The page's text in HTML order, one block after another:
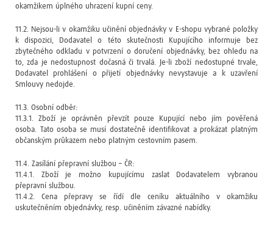
okamžikem úplného uhrazení kupní ceny.
11.2. Nejsou-li v okamžiku učinění objednávky v E-shopu vybrané položky
k dispozici, Dodavatel o této skutečnosti Kupujícího informuje bez
zbytečného odkladu v potvrzení o doručení objednávky, bez ohledu na
to, zda je nedostupnost dočasná či trvalá. Je-li zboží nedostupné trvale,
Dodavatel prohlášení o přijetí objednávky nevystavuje a k uzavření
Smlouvy nedojde.
11.3. Osobní odběr:
11.3.1. Zboží je oprávněn převzít pouze Kupující nebo jím pověřená
osoba. Tato osoba se musí dostatečně identifikovat a prokázat platným
občanským průkazem nebo platným cestovním pasem.
11.4. Zasílání přepravní službou – ČR:
11.4.1. Zboží je možno kupujícímu zaslat Dodavatelem vybranou
přepravní službou.
11.4.2. Cena přepravy se řídí dle ceníku aktuálního v okamžiku
uskutečněním objednávky, resp. učiněním závazné nabídky.